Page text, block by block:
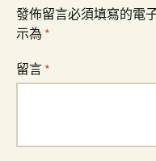
發佈留言必須填寫的電
示為 *
留言 *